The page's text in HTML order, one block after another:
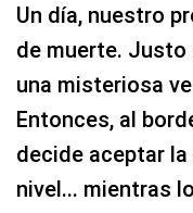
Un día, nuestro
de muerte. Justo
una misteriosa
Entonces, al
decide aceptar
nivel... mientras